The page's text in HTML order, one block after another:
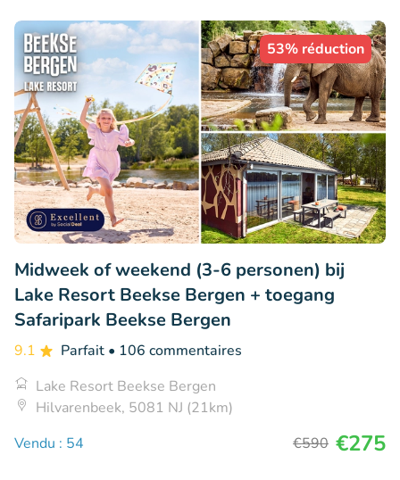
53% réduction
Midweek of weekend (3-6 personen) bij
Lake Resort Beekse Bergen + toegang
Safaripark Beekse Bergen
9.1 Parfait • 106 commentaires
Lake Resort Beekse Bergen
Hilvarenbeek, 5081 NJ (21km)
Vendu : 54
€590 €275